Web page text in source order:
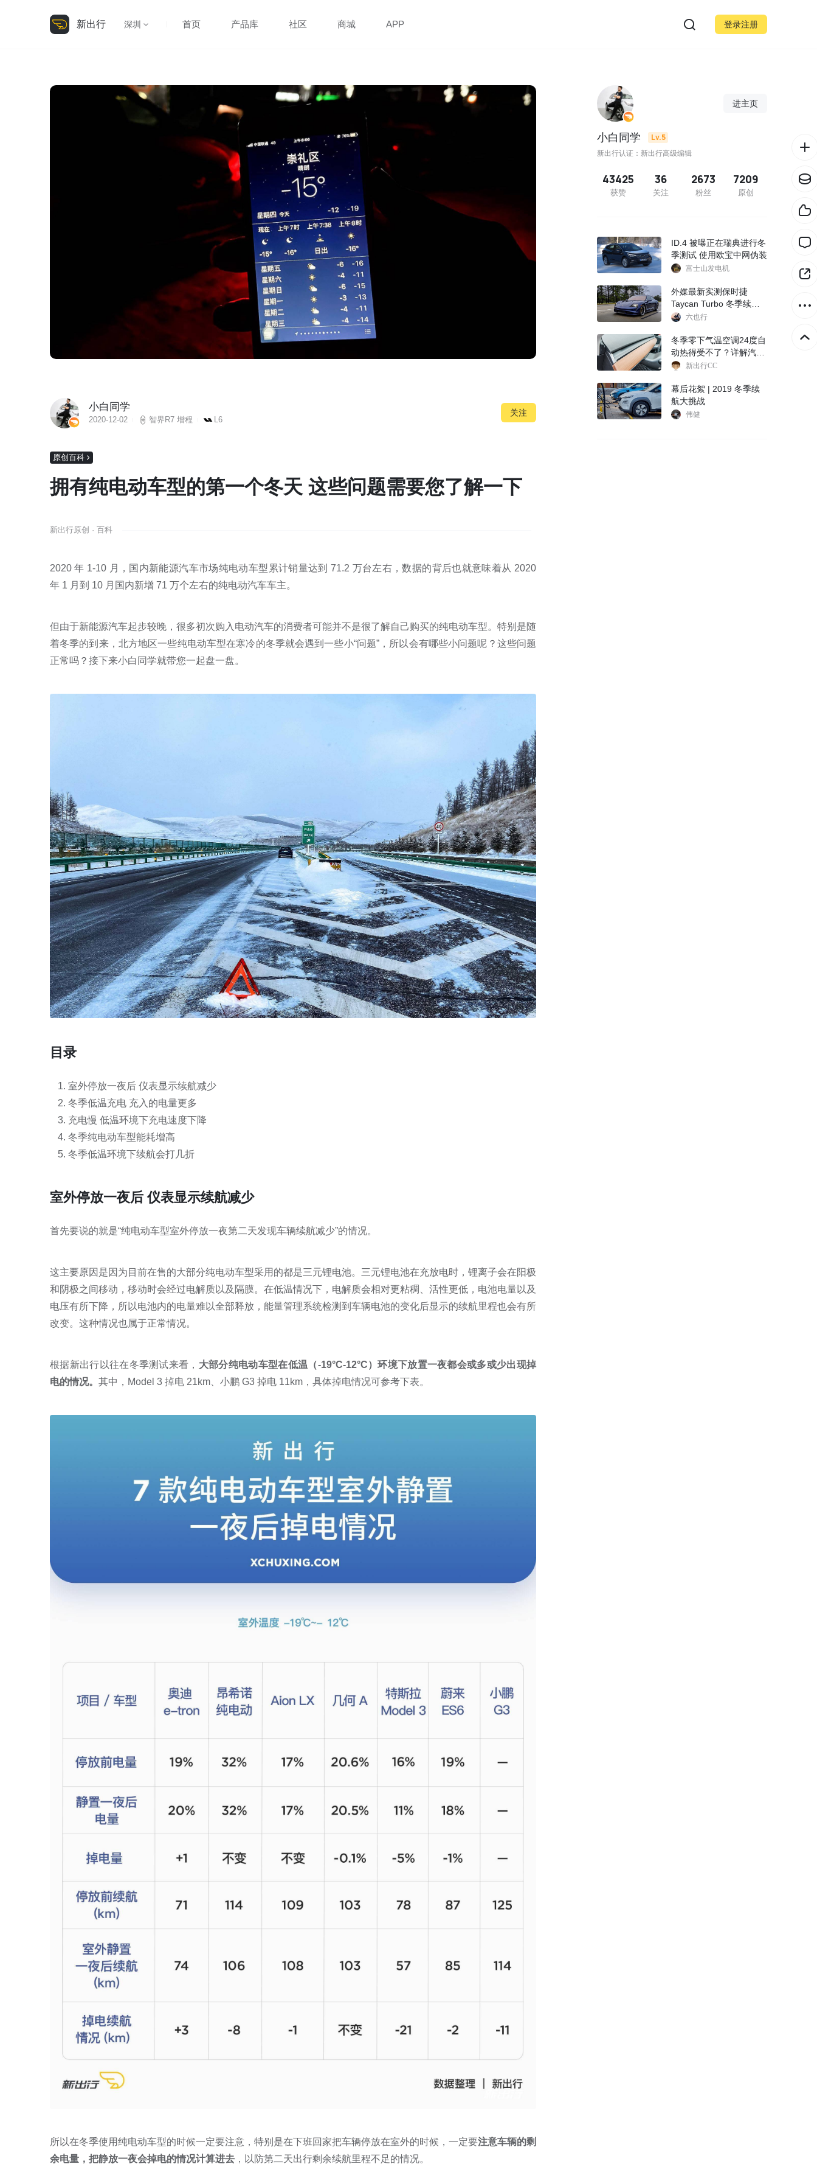
新出行 深圳 首页 产品库 社区 商城 APP 登录注册
小白同学
2020-12-02 智界R7 增程 L6
关注
原创百科
拥有纯电动车型的第一个冬天 这些问题需要您了解一下
新出行原创 · 百科
2020 年 1-10 月，国内新能源汽车市场纯电动车型累计销量达到 71.2 万台左右，数据的背后也就意味着从 2020
年 1 月到 10 月国内新增 71 万个左右的纯电动汽车车主。
但由于新能源汽车起步较晚，很多初次购入电动汽车的消费者可能并不是很了解自己购买的纯电动车型。特别是随
着冬季的到来，北方地区一些纯电动车型在寒冷的冬季就会遇到一些小“问题”，所以会有哪些小问题呢？这些问题
正常吗？接下来小白同学就带您一起盘一盘。
目录
室外停放一夜后 仪表显示续航减少
冬季低温充电 充入的电量更多
充电慢 低温环境下充电速度下降
冬季纯电动车型能耗增高
­­­冬季低温环境下续航会打几折
室外停放一夜后 仪表显示续航减少
首先要说的就是“纯电动车型室外停放一夜第二天发现车辆续航减少”的情况。
这主要原因是因为目前在售的大部分纯电动车型采用的都是三元锂电池。三元锂电池在充放电时，锂离子会在阳极
和阴极之间移动，移动时会经过电解质以及隔膜。在低温情况下，电解质会相对更粘稠、活性更低，电池电量以及
电压有所下降，所以电池内的电量难以全部释放，能量管理系统检测到车辆电池的变化后显示的续航里程也会有所
改变。这种情况也属于正常情况。
根据新出行以往在冬季测试来看， 大部分纯电动车型在低温（-19°C-12°C）环境下放置一夜都会或多或少出现掉
电的情况。 其中，Model 3 掉电 21km、小鹏 G3 掉电 11km，具体掉电情况可参考下表。
所以在冬季使用纯电动车型的时候一定要注意，特别是在下班回家把车辆停放在室外的时候，一定要注意车辆的剩
余电量，把静放一夜会掉电的情况计算进去 ，以防第二天出行剩余续航里程不足的情况。
进主页
小白同学 Lv.5
新出行认证：新出行高级编辑
43425
获赞
36
关注
2673
粉丝
7209
原创
ID.4 被曝正在瑞典进行冬
季测试 使用欧宝中网伪装
富士山发电机
外媒最新实测保时捷
Taycan Turbo 冬季续航
里程可达 395km
六也行
冬季零下气温空调24度自
动热得受不了？详解汽车
空调 AUTO 挡
新出行CC
幕后花絮 | 2019 冬季续
航大挑战
伟健